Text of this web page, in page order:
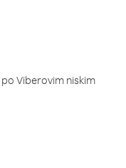
Viberovim niskim